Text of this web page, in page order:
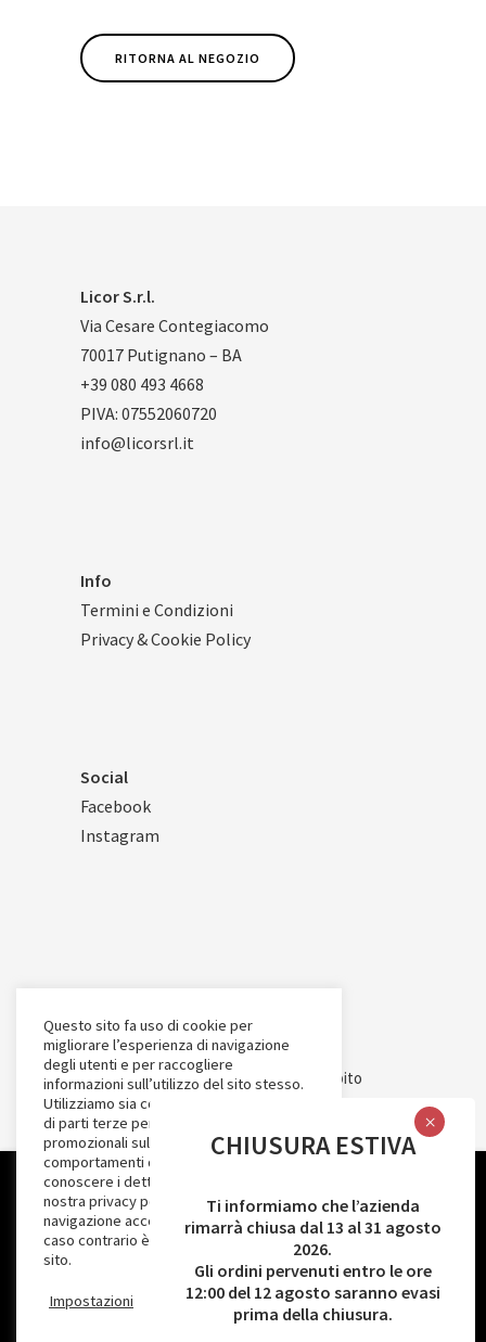
RITORNA AL NEGOZIO
Licor S.r.l.
Via Cesare Contegiacomo
70017 Putignano – BA
+39 080 493 4668
PIVA: 07552060720
info@licorsrl.it
Info
Termini e Condizioni
Privacy & Cookie Policy
Social
Facebook
Instagram
Intervento cofinanziato nell’ambito
del POR Puglia FESR-FSE 2014-2020.
Asse Prioritario III - Competitività delle
piccolo e medie imprese - Azione 3.7-
SUB-Azione 3.7a -
AVVISO INNOPROCESS - Interventi di
supporto a soluzioni ICT nei processi
produttivi delle PMI”
Utilizziamo i cookie per migliorare la tua esperienza durante
l'utilizzo del nostro sito web. Per saperne di più sui cookie che
utilizziamo e sui dati che raccogliamo, controlla il nostro
Impostazioni Privacy
Accetto
Questo sito fa uso di cookie per
migliorare l’esperienza di navigazione
degli utenti e per raccogliere
informazioni sull’utilizzo del sito stesso.
Utilizziamo sia cookie tecnici sia cookie
di parti terze per inviare messaggi
promozionali sulla base dei
comportamenti degli utenti. Puoi
conoscere i dettagli consultando la
nostra privacy policy. Proseguendo nella
navigazione accetti l’uso dei cookie; in
caso contrario è possibile abbandonare il
sito.
Impostazioni ACCETTA
CHIUSURA ESTIVA
Ti informiamo che l’azienda
rimarrà chiusa dal 13 al 31 agosto
2026.
Gli ordini pervenuti entro le ore
12:00 del 12 agosto saranno evasi
prima della chiusura.